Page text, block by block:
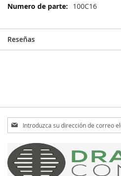
Información
100C16
Reseñas
Inscríbase
a
nuestro
boletín
de
noticias: